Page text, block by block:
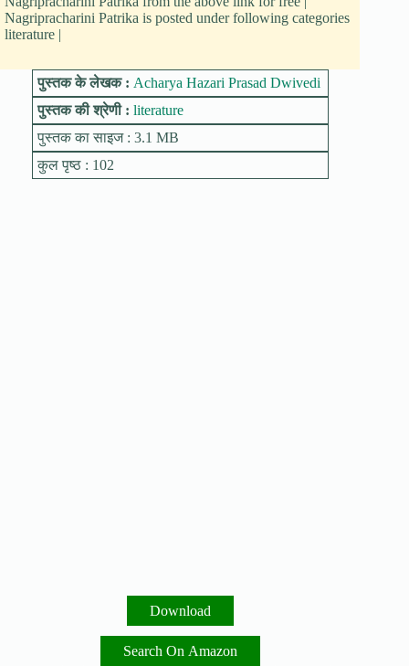
Nagripracharini Patrika is posted under following categories
literature |
पुस्तक के लेखक : Acharya Hazari Prasad Dwivedi
पुस्तक की श्रेणी : literature
पुस्तक का साइज : 3.1 MB
कुल पृष्ठ : 102
Download
Search On Amazon